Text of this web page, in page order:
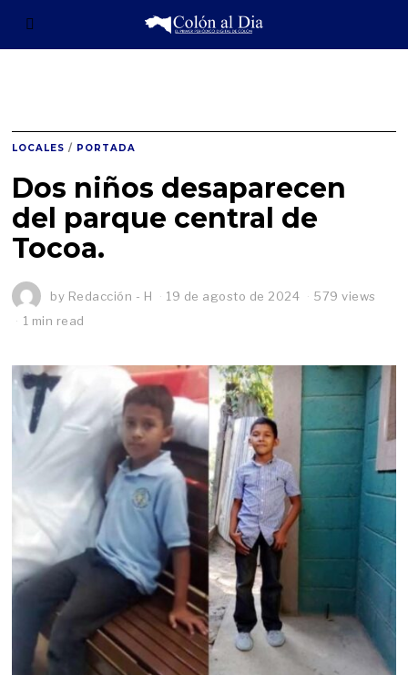
LOCALES / PORTADA
Dos niños desaparecen
del parque central de
Tocoa.
by Redacción - H 19 de agosto de 2024
579 views
1 min read